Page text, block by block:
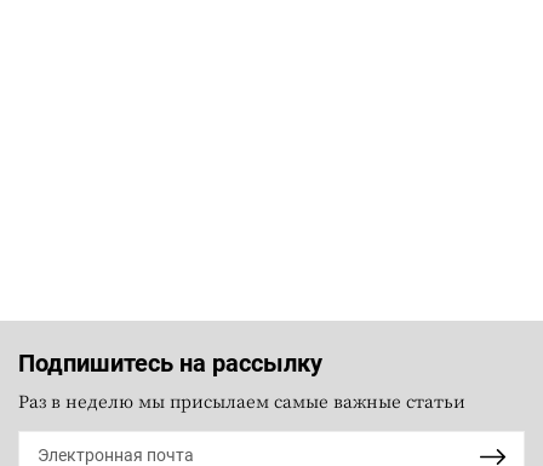
Подпишитесь на рассылку
Раз в неделю мы присылаем самые важные статьи